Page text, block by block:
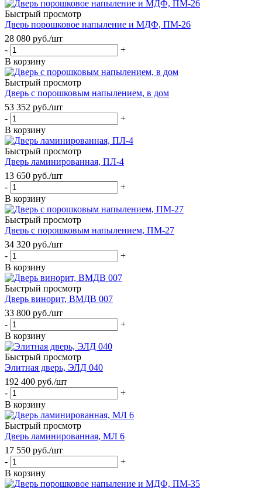
Быстрый просмотр
Дверь порошковое напыление и МДФ, ПМ-26
28 080 руб./шт
-
+
В корзину
Быстрый просмотр
Дверь с порошковым напылением, в дом
53 352 руб./шт
-
+
В корзину
Быстрый просмотр
Дверь ламинированная, ПЛ-4
13 650 руб./шт
-
+
В корзину
Быстрый просмотр
Дверь с порошковым напылением, ПМ-27
34 320 руб./шт
-
+
В корзину
Быстрый просмотр
Дверь винорит, ВМДВ 007
33 800 руб./шт
-
+
В корзину
Быстрый просмотр
Элитная дверь, ЭЛД 040
192 400 руб./шт
-
+
В корзину
Быстрый просмотр
Дверь ламинированная, МЛ 6
17 550 руб./шт
-
+
В корзину